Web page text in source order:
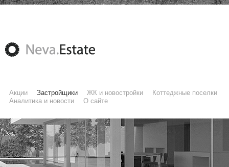
Акции Застройщики ЖК и новостройки
Коттеджные поселки
Аналитика и новости
О сайте